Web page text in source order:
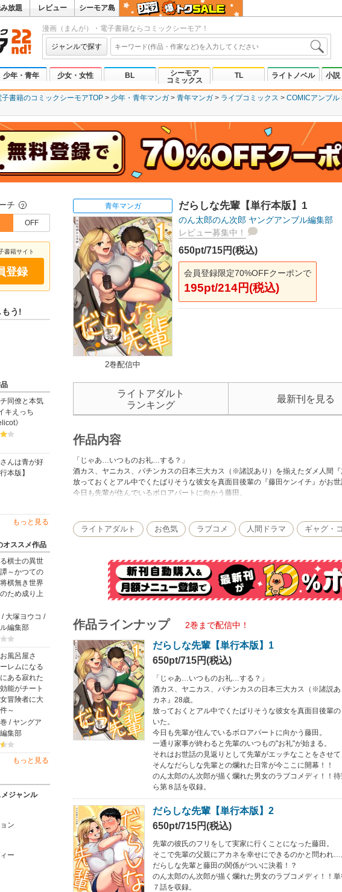
放題 レビュー シーモア島
漫画（まんが）・電子書籍ならコミックシーモア！
ジャンルで探す
少年・青年 少女・女性 BL
シーモア
コミックス
TL ライトノベル 小説
書籍のコミックシーモアTOP 少年・青年マンガ 青年マンガ ライブコミックス COMICアンブル
チ ？
OFF
書籍サイト
登録
もう!
同僚と本気
キえっち
》
んは青が好
本版】
もっと見る
オススメ作品
棋士の異世
～かつての
棋無き世界
ため成り上
大塚ヨウコ /
編集部
風呂屋さ
レムになる
ある寂れた
能がチート
冒険者に大
～
/ ヤングア
集部
もっと見る
ジャンル
ン
ー
青年マンガ
2巻配信中
だらしな先輩【単行本版】1
のん太郎のん次郎 ヤングアンブル編集部
レビュー募集中！
650pt/715円(税込)
会員登録限定70%OFFクーポンで
195pt/214円(税込)
ライトアダルト
ランキング
最新刊を見る
作品内容
「じゃあ…いつものお礼…する？」
酒カス、ヤニカス、パチンカスの日本三大カス（※諸説あり）を揃えたダメ人間『
放っておくとアル中でくたばりそうな彼女を真面目後輩の『藤田ケンイチ』がお世
今日も先輩が住んでいるボロアパートに向かう藤田。
そんなだらしな先輩との爛れた日常が今ここに開幕！！
のん太郎のん次郎が描く爛れた男女のラブコメディ！！待望の単行本第１巻！！第
ライトアダルト お色気 ラブコメ 人間ドラマ ギャグ・
作品ラインナップ 2巻まで配信中！
だらしな先輩【単行本版】1
650pt/715円(税込)
「じゃあ…いつものお礼…する？」
酒カス、ヤニカス、パチンカスの日本三大カス（※諸説
カネ』28歳。
放っておくとアル中でくたばりそうな彼女を真面目後輩
いた。
今日も先輩が住んでいるボロアパートに向かう藤田。
一通り家事が終わると先輩のいつもの"お礼"が始まる。
それはお世話の見返りとして先輩がエッチなことをさせ
そんなだらしな先輩との爛れた日常が今ここに開幕！！
のん太郎のん次郎が描く爛れた男女のラブコメディ！！
ら第８話を収録。
だらしな先輩【単行本版】2
650pt/715円(税込)
先輩の彼氏のフリをして実家に行くことになった藤田。
そこで先輩の父親にアカネを幸せにできるのかと問われ…
だらしな先輩と藤田の関係がついに決着！？
のん太郎のん次郎が描く爛れた男女のラブコメディ！！
７話を収録。